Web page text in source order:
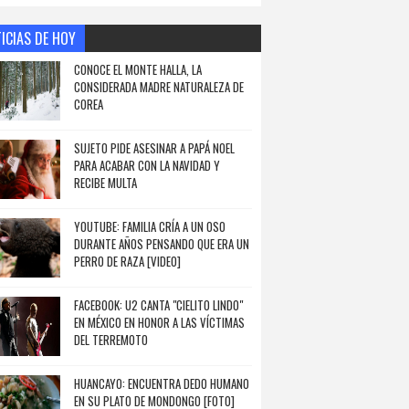
DE HOY
CONOCE EL MONTE HALLA, LA
CONSIDERADA MADRE NATURALEZA DE
COREA
SUJETO PIDE ASESINAR A PAPÁ NOEL
PARA ACABAR CON LA NAVIDAD Y
RECIBE MULTA
YOUTUBE: FAMILIA CRÍA A UN OSO
DURANTE AÑOS PENSANDO QUE ERA UN
PERRO DE RAZA [VIDEO]
FACEBOOK: U2 CANTA "CIELITO LINDO"
EN MÉXICO EN HONOR A LAS VÍCTIMAS
DEL TERREMOTO
HUANCAYO: ENCUENTRA DEDO HUMANO
EN SU PLATO DE MONDONGO [FOTO]